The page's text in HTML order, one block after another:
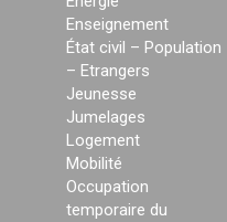
Enseignement
État civil – Population
– Etrangers
Jeunesse
Jumelages
Logement
Mobilité
Occupation
temporaire du